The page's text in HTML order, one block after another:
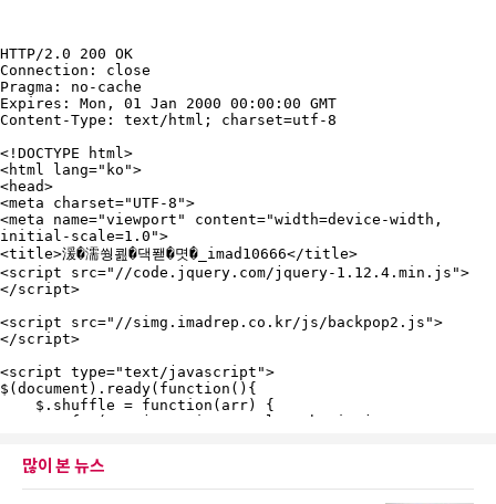
많이 본 뉴스